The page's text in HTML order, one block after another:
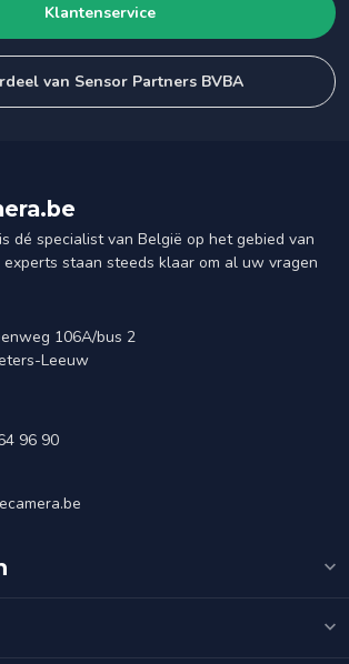
Klantenservice
van Sensor Partners BVBA
dé specialist van België op het gebied van
staan steeds klaar om al uw vragen
106A/bus 2
Leeuw
96 90